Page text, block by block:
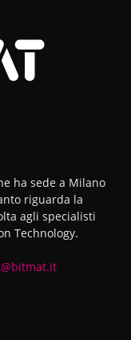
ha sede a Milano
riguarda la
agli specialisti
Technology.